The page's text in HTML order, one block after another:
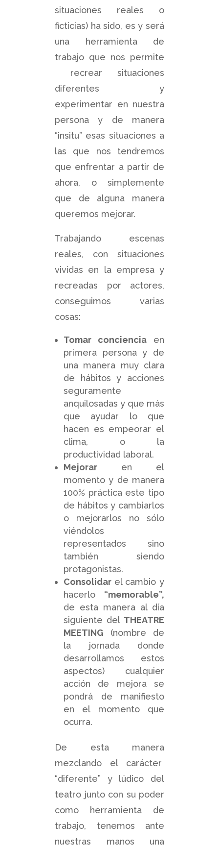
situaciones reales o
ficticias) ha sido, es y será
una herramienta de
trabajo que nos permite
recrear situaciones
diferentes y
experimentar en nuestra
persona y de manera
“insitu” esas situaciones a
las que nos tendremos
que enfrentar a partir de
ahora, o simplemente
que de alguna manera
queremos mejorar.
Trabajando escenas
reales, con situaciones
vividas en la empresa y
recreadas por actores,
conseguimos varias
cosas:
Tomar conciencia en
primera persona y de
una manera muy clara
de hábitos y acciones
seguramente
anquilosadas y que más
que ayudar lo que
hacen es empeorar el
clima, o la
productividad laboral.
Mejorar en el
momento y de manera
100% práctica este tipo
de hábitos y cambiarlos
o mejorarlos no sólo
viéndolos
representados sino
también siendo
protagonistas.
Consolidar el cambio y
hacerlo “memorable”,
de esta manera al día
siguiente del THEATRE
MEETING (nombre de
la jornada donde
desarrollamos estos
aspectos) cualquier
acción de mejora se
pondrá de manifiesto
en el momento que
ocurra.
De esta manera
mezclando el carácter
“diferente” y lúdico del
teatro junto con su poder
como herramienta de
trabajo, tenemos ante
nuestras manos una